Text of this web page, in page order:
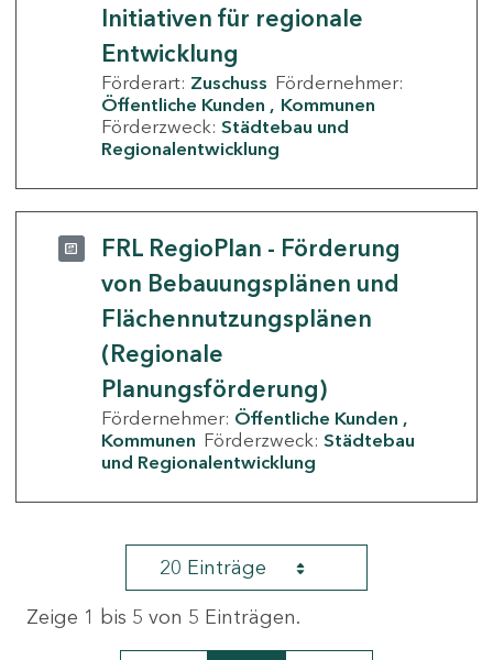
Initiativen für regionale
Entwicklung
Förderart: Zuschuss Fördernehmer:
Öffentliche Kunden
Kommunen
Förderzweck: Städtebau und
Regionalentwicklung
FRL RegioPlan - Förderung
von Bebauungsplänen und
Flächennutzungsplänen
(Regionale
Planungsförderung)
Fördernehmer: Öffentliche Kunden
Kommunen Förderzweck: Städtebau
und Regionalentwicklung
20 Einträge
Zeige 1 bis 5 von 5 Einträgen.